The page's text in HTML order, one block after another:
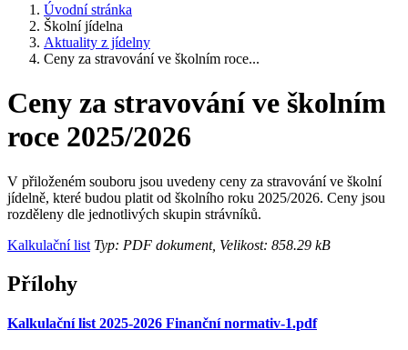
Úvodní stránka
Školní jídelna
Aktuality z jídelny
Ceny za stravování ve školním roce...
Ceny za stravování ve školním
roce 2025/2026
V přiloženém souboru jsou uvedeny ceny za stravování ve školní
jídelně, které budou platit od školního roku 2025/2026. Ceny jsou
rozděleny dle jednotlivých skupin strávníků.
Kalkulační list Typ: PDF dokument, Velikost: 858.29 kB
Přílohy
Kalkulační list 2025-2026 Finanční normativ-1.pdf